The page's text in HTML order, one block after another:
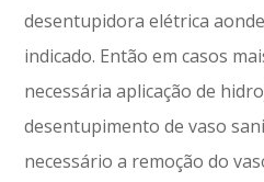
desentupidora elétrica
indicado. Então em casos
necessária aplicação de
desentupimento de vaso
necessário a remoção do